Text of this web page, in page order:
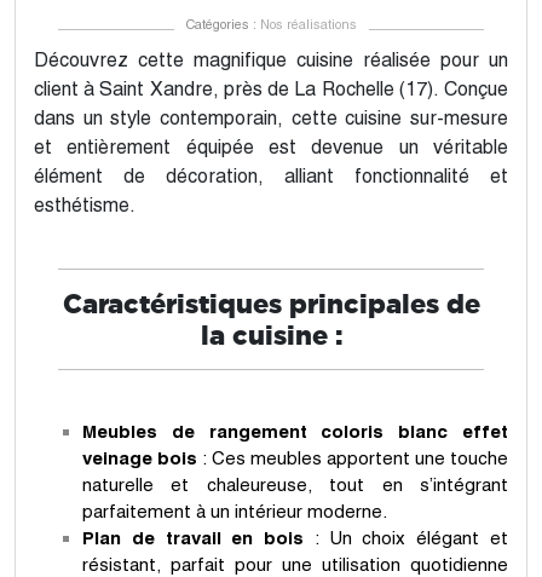
Catégories : Nos réalisations
Découvrez cette magnifique cuisine réalisée pour un
client à Saint Xandre, près de La Rochelle (17). Conçue
dans un style contemporain, cette cuisine sur-mesure
et entièrement équipée est devenue un véritable
élément de décoration, alliant fonctionnalité et
esthétisme.
Caractéristiques principales de
la cuisine :
Meubles de rangement coloris blanc effet
veinage bois : Ces meubles apportent une touche
naturelle et chaleureuse, tout en s’intégrant
parfaitement à un intérieur moderne.
Plan de travail en bois : Un choix élégant et
résistant, parfait pour une utilisation quotidienne